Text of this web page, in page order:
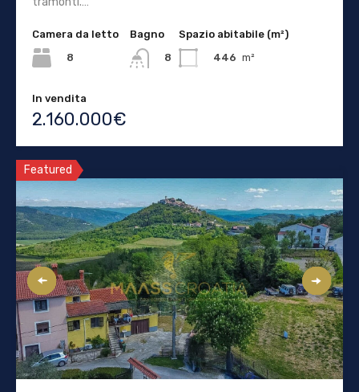
Camera da letto
8
Bagno
8
Spazio abitabile (m²)
446 m²
In vendita
2.160.000€
Featured